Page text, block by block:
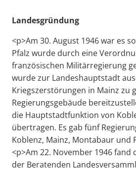
Landesgründung
<p>Am 30. August 1946 war es
Pfalz wurde durch eine
französischen Militärregierung
wurde zur Landeshauptstadt
Kriegszerstörungen in Mainz zu
Regierungsgebäude
die Hauptstadtfunktion von
übertragen. Es gab fünf
Koblenz, Mainz, Montabaur und
<p>Am 22. November 1946 fand
der Beratenden